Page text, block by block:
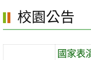
校園公告
國家表